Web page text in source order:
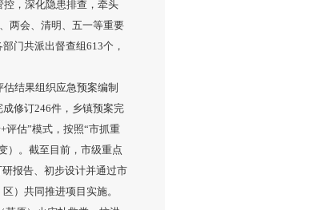
，深化隐患排查，牵头
两会、清明、五一等重要
门共派出督查组613个，
结果组织应急预案编制
修订246件，乡镇预案完
评估”模式，按照“市抓重
）。截至目前，市级重点
报告、初步设计并通过市
）共同推进项目实施。